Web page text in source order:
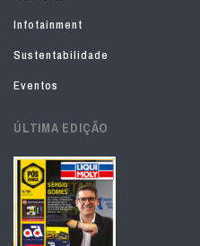
Infotainment
Sustentabilidade
Eventos
ÚLTIMA EDIÇÃO